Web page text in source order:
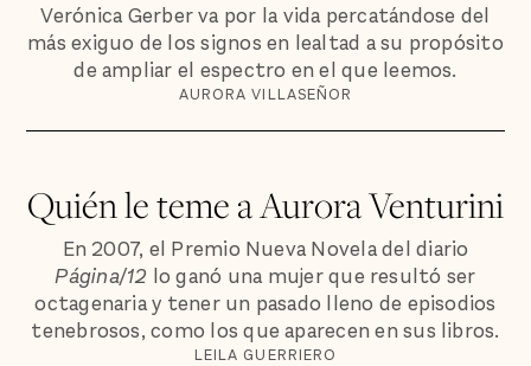
Verónica Gerber va por la vida percatándose del
más exiguo de los signos en lealtad a su propósito
de ampliar el espectro en el que leemos.
AURORA VILLASEÑOR
Quién le teme a Aurora Venturini
En 2007, el Premio Nueva Novela del diario
Página/12 lo ganó una mujer que resultó ser
octagenaria y tener un pasado lleno de episodios
tenebrosos, como los que aparecen en sus libros.
LEILA GUERRIERO